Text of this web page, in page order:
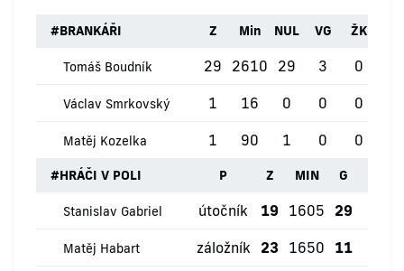
#BRANKÁŘI Z Min NUL VG ŽK
Tomáš Boudník 29 2610 29 3 0
Václav Smrkovský 1 16 0 0 0
Matěj Kozelka 1 90 1 0 0
#HRÁČI V POLI P Z MIN G
Stanislav Gabriel útočník 19 1605 29
Matěj Habart záložník 23 1650 11